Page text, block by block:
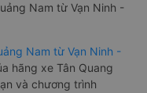
Nam từ Vạn Ninh -
Nam từ Vạn Ninh -
hãng xe Tân Quang
và chương trình